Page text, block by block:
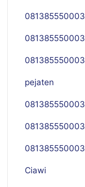
pejaten
Ciawi